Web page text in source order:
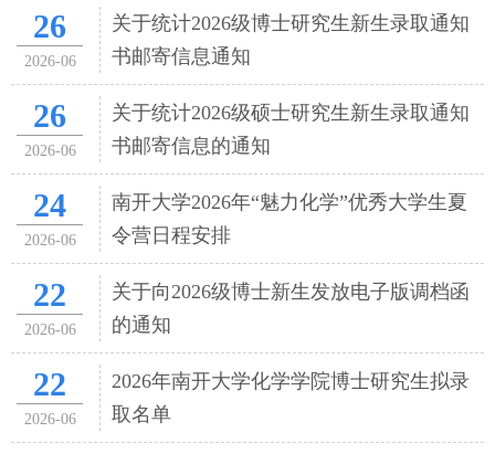
26
2026-06
关于统计2026级博士研究生新生录取通知
书邮寄信息通知
26
2026-06
关于统计2026级硕士研究生新生录取通知
书邮寄信息的通知
24
2026-06
南开大学2026年“魅力化学”优秀大学生夏
令营日程安排
22
2026-06
关于向2026级博士新生发放电子版调档函
的通知
22
2026-06
2026年南开大学化学学院博士研究生拟录
取名单